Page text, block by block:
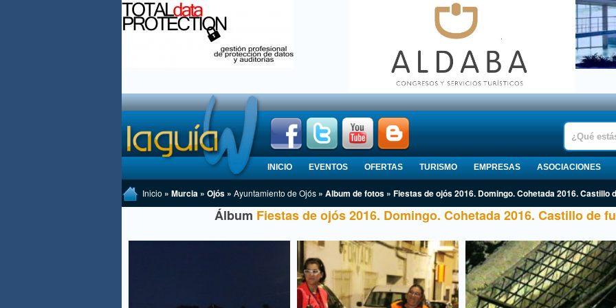
INICIO EVENTOS OFERTAS TURISMO EMPRESAS ASOCIACIONES
Inicio » Murcia » Ojós » Ayuntamiento de Ojós » Album de fotos » Fiestas de ojós 2016. Domingo. Cohetada 2016. Castillo
Álbum Fiestas de ojós 2016. Domingo. Cohetada 2016. Castillo de